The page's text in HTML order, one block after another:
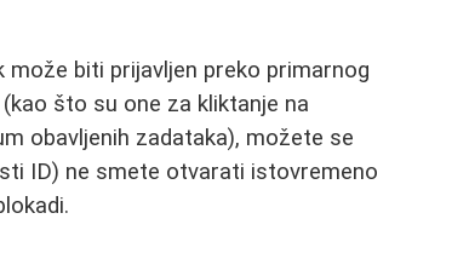
biti prijavljen preko primarnog
što su one za kliktanje na
obavljenih zadataka), možete se
ID) ne smete otvarati istovremeno